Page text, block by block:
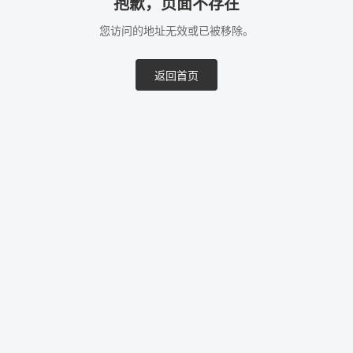
抱歉，页面不存在
您访问的地址无效或已被移除。
返回首页